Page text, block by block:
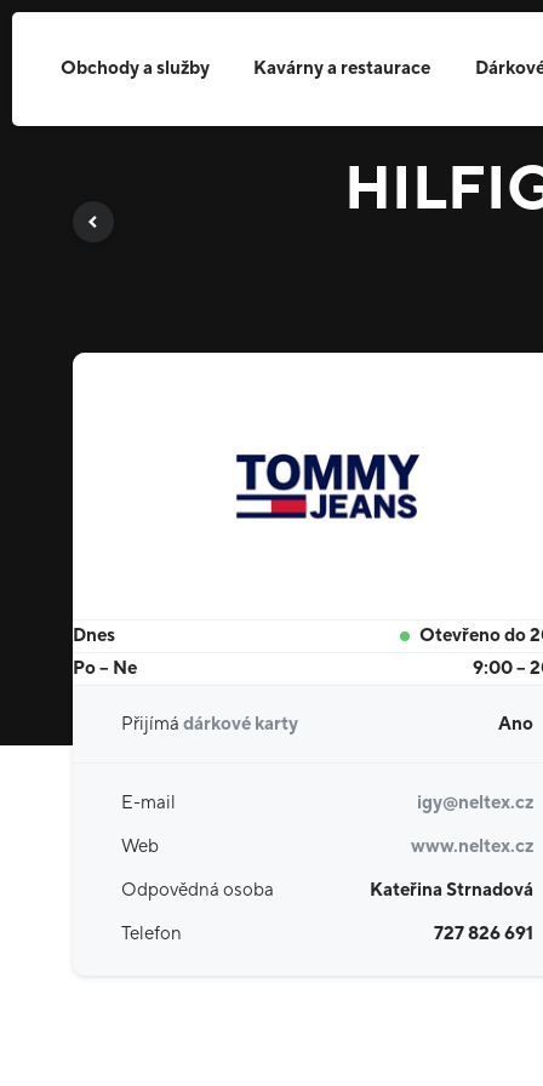
Obchody a služby Kavárny a restaurace
Dnes
Otevřeno do
Po – Ne
9:00 –
Přijímá dárkové karty Ano
E-mail
igy@neltex.cz
Web
www.neltex.cz
Odpovědná osoba
Kateřina Strnadová
Telefon
727 826 691